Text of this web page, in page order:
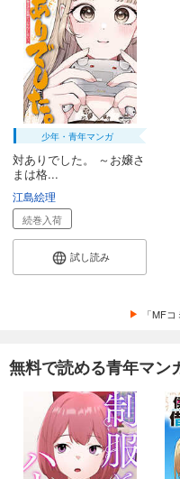
少年・青年マンガ
対ありでした。 ～お嬢さ
まは格...
江島絵理
続巻入荷
試し読み
「MF
無料で読める青年マン